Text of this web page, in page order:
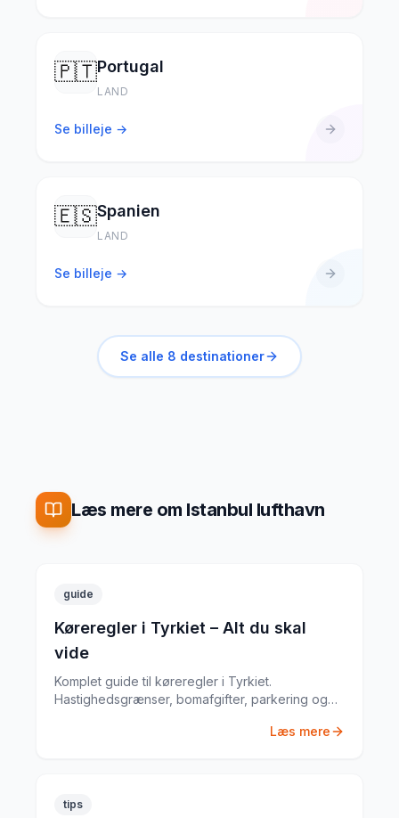
🇵🇹Portugal
LAND
Se billeje →
🇪🇸Spanien
LAND
Se billeje →
Se alle 8 destinationer
Læs mere om Istanbul lufthavn
guide
Køreregler i Tyrkiet – Alt du skal
vide
Komplet guide til køreregler i Tyrkiet.
Hastighedsgrænser, bomafgifter, parkering og
Læs mere
tips